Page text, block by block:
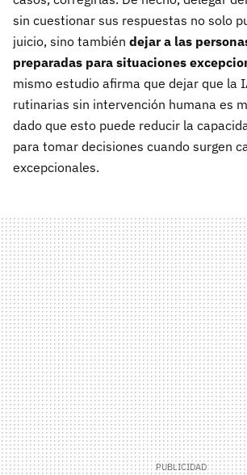
sin cuestionar sus respuestas no solo
juicio, sino también dejar a las
preparadas para situaciones
mismo estudio afirma que dejar que la
rutinarias sin intervención humana es
dado que esto puede reducir la
para tomar decisiones cuando surgen
excepcionales.